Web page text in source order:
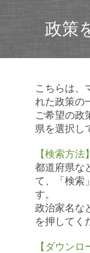
政策
こちらは、
れた政策の
ご希望の政
県を選択し
【検索方法】
都道府県な
て、「検索
す。
政治家名な
を押してく
【ダウンロ